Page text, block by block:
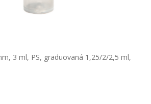
3 ml, PS, graduovaná 1,25/2/2,5 ml,